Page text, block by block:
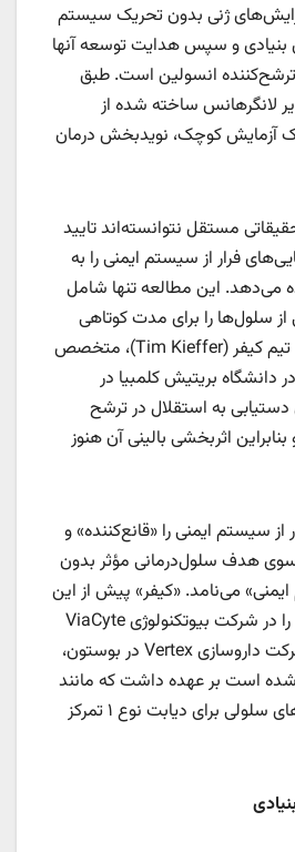
ژنی بدون تحریک سیستم
بنیادی و سپس هدایت توسعه آنها
انسولین است. طبق
لانگرهانس ساخته شده از
آزمایش کوچک، نویدبخش درمان
مستقل نتوانسته‌اند تایید
فرار از سیستم ایمنی را به
این مطالعه تنها شامل
سلول‌ها را برای مدت کوتاهی
دریافت کرد که به گفته تیم کیفر (Tim Kieffer)، متخصص
دانشگاه بریتیش کلمبیا در
دستیابی به استقلال در ترشح
اثربخشی بالینی آن هنوز
از سیستم ایمنی را «قانع‌کننده» و
هدف سلول‌درمانی مؤثر بدون
می‌نامد. «کیفر» پیش از این
نقش مدیر ارشد علمی را در شرکت بیوتکنولوژی ViaCyte
که از آن زمان توسط شرکت داروسازی Vertex در بوستون،
است بر عهده داشت که مانند
سانا، بر توسعه درمان‌های سلولی برای دیابت نوع ۱ تمرکز